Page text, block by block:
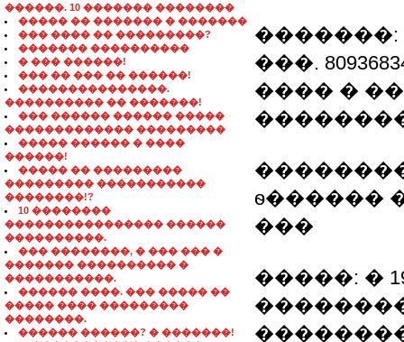
������. 10 ������� ��������
����� �� ������� � �������
��� ���� �� ���������?
������� ����������
� ��� ������!
��� �� ��� �� ������!
���������������.
���������� �� �������!
��� ������ ������ �����
������������� ���������
����� ������ � ����
������!
����� �� ���������
��������� �����������
��������!?
10 ��������
���������������� ������
����������.
��� ��������, � ��� ��� �
������� ���������� �
�����������.
������ ����. ��� ����� ��
����� ���� ���������
��������.
������ ������? � �������!
�������:
���.
���� �
ѳ������
���
�����: �